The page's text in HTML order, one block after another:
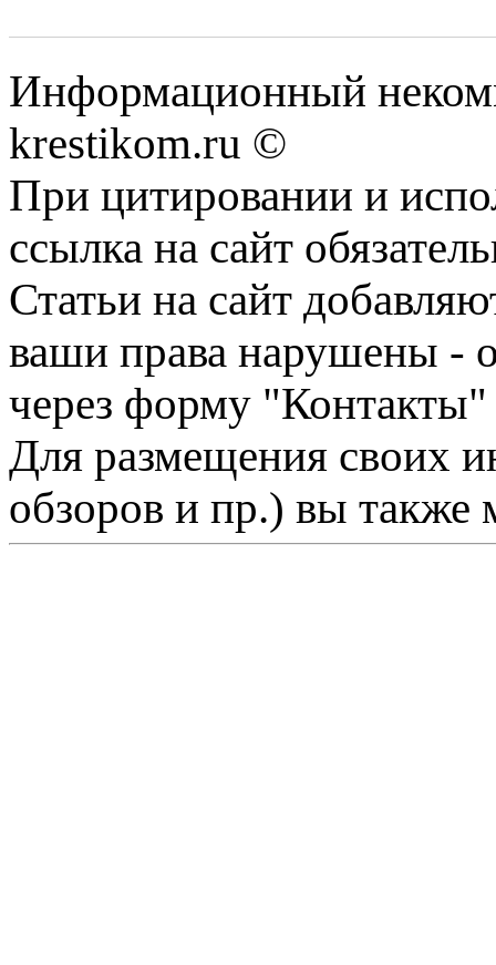
Информационный
krestikom.ru ©
При цитировании и
ссылка на сайт
Статьи на сайт
ваши права нарушены -
через форму "Контакты"
Для размещения своих
обзоров и пр.) вы также